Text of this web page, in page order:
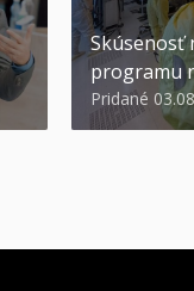
Skúsenosť
programu
Pridané